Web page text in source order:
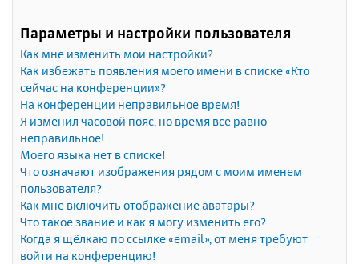
Параметры и настройки пользователя
Как мне изменить мои настройки?
Как избежать появления моего имени в списке «Кто
сейчас на конференции»?
На конференции неправильное время!
Я изменил часовой пояс, но время всё равно
неправильное!
Моего языка нет в списке!
Что означают изображения рядом с моим именем
пользователя?
Как мне включить отображение аватары?
Что такое звание и как я могу изменить его?
Когда я щёлкаю по ссылке «email», от меня требуют
войти на конференцию!